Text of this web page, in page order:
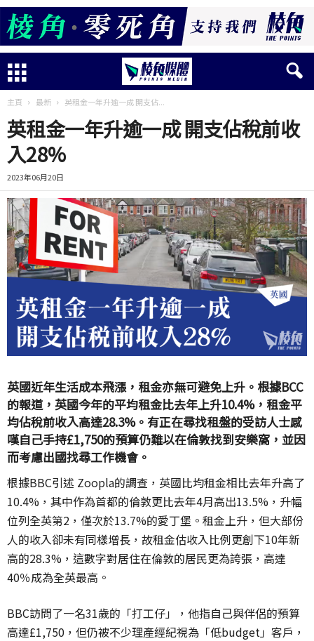
主頁 最新 英租金一年升逾一成 開支佔...
英租金一年升逾一成 開支佔稅前收
入28%
2023年06月20日
英國近年生活成本飛漲，租金亦無可避免上升。根據BCC
的報道，英國今年的平均租金比去年上升10.4%，租金平
均佔稅前收入高達28.3%。有正在尋找租盤的受訪人士感
嘆自己手持£1,750的預算仍難以在倫敦找到安樂窩，並因
而考慮出國找尋工作機會。
根據BBC引述 Zoopla的調查，英國比均租金相比去年升高了
10.4%，其中作為首都的倫敦更比去年4月高出13.5%，升幅
位列全英第2，僅次於13.7%的愛丁堡。租金上升，但大部份
人的收入卻未有同樣增長，故租金估收入比例更創下10年新
高的28.3%，這數字對居住在倫敦的居民更為誇張，高達
40％成為全英最高。
BBC訪問了一名31歲的「打工仔」，他指自己與伴侶的預算
高達£1,750，但仍被不少理產經紀視為「低budget」客戶，